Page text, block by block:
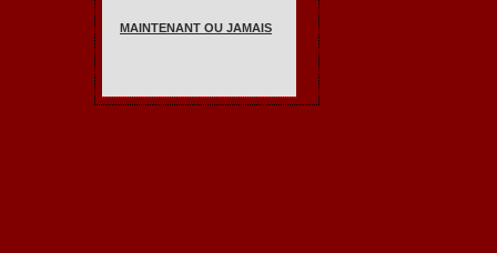
MAINTENANT OU JAMAIS